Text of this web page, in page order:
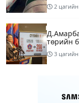
2
төрийн
3
23:00